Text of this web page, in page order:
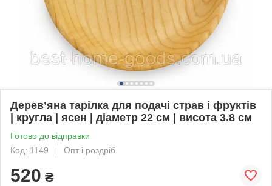
Дерев’яна тарілка для подачі страв і фруктів
| кругла | ясен | діаметр 22 см | висота 3.8 см
Готово до відправки
Код: 1149
Опт і роздріб
520 ₴